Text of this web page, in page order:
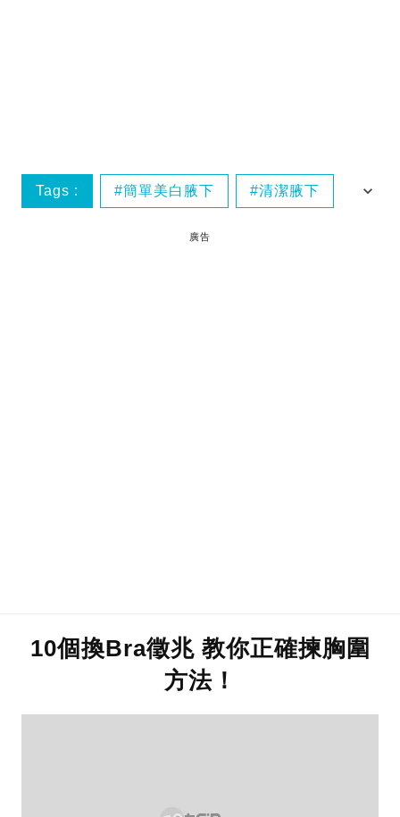
Tags : 簡單美白腋下 清潔腋下
廣告
10個換Bra徵兆 教你正確揀胸圍
方法！